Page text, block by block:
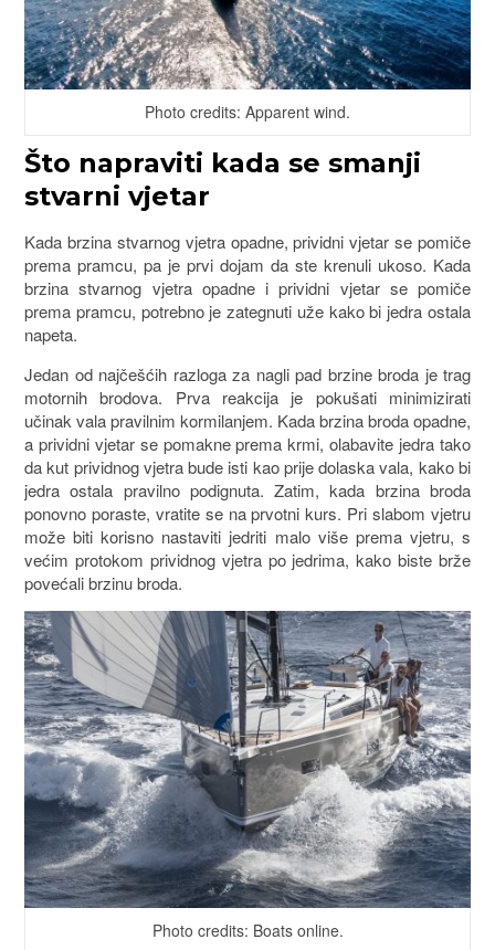
Photo credits: Apparent wind.
Što napraviti kada se smanji
stvarni vjetar
Kada brzina stvarnog vjetra opadne, prividni vjetar se pomiče
prema pramcu, pa je prvi dojam da ste krenuli ukoso. Kada
brzina stvarnog vjetra opadne i prividni vjetar se pomiče
prema pramcu, potrebno je zategnuti uže kako bi jedra ostala
napeta.
Jedan od najčešćih razloga za nagli pad brzine broda je trag
motornih brodova. Prva reakcija je pokušati minimizirati
učinak vala pravilnim kormilanjem. Kada brzina broda opadne,
a prividni vjetar se pomakne prema krmi, olabavite jedra tako
da kut prividnog vjetra bude isti kao prije dolaska vala, kako bi
jedra ostala pravilno podignuta. Zatim, kada brzina broda
ponovno poraste, vratite se na prvotni kurs. Pri slabom vjetru
može biti korisno nastaviti jedriti malo više prema vjetru, s
većim protokom prividnog vjetra po jedrima, kako biste brže
povećali brzinu broda.
Photo credits: Boats online.